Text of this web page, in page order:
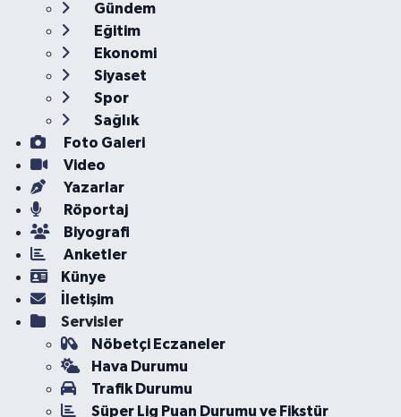
Gündem
Eğitim
Ekonomi
Siyaset
Spor
Sağlık
Foto Galeri
Video
Yazarlar
Röportaj
Biyografi
Anketler
Künye
İletişim
Servisler
Nöbetçi Eczaneler
Hava Durumu
Trafik Durumu
Süper Lig Puan Durumu ve Fikstür